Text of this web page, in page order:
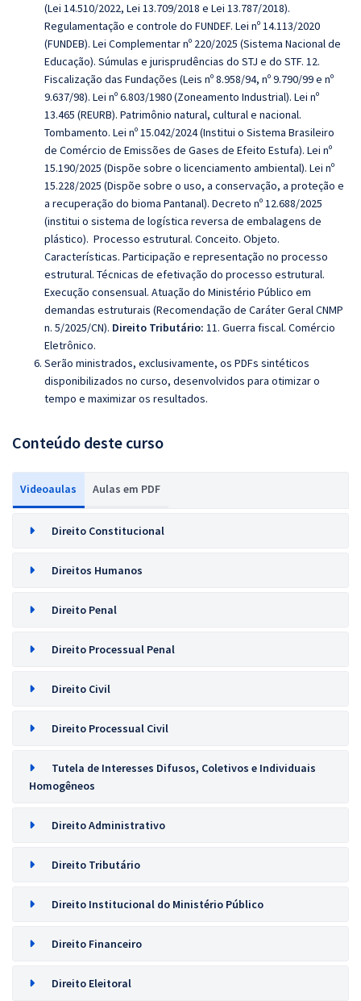
(Lei 14.510/2022, Lei 13.709/2018 e Lei 13.787/2018).
Regulamentação e controle do FUNDEF. Lei nº 14.113/2020
(FUNDEB). Lei Complementar nº 220/2025 (Sistema Nacional de
Educação). Súmulas e jurisprudências do STJ e do STF. 12.
Fiscalização das Fundações (Leis nº 8.958/94, nº 9.790/99 e nº
9.637/98). Lei nº 6.803/1980 (Zoneamento Industrial). Lei nº
13.465 (REURB). Patrimônio natural, cultural e nacional.
Tombamento. Lei nº 15.042/2024 (Institui o Sistema Brasileiro
de Comércio de Emissões de Gases de Efeito Estufa). Lei nº
15.190/2025 (Dispõe sobre o licenciamento ambiental). Lei nº
15.228/2025 (Dispõe sobre o uso, a conservação, a proteção e
a recuperação do bioma Pantanal). Decreto nº 12.688/2025
(institui o sistema de logística reversa de embalagens de
plástico). Processo estrutural. Conceito. Objeto.
Características. Participação e representação no processo
estrutural. Técnicas de efetivação do processo estrutural.
Execução consensual. Atuação do Ministério Público em
demandas estruturais (Recomendação de Caráter Geral CNMP
n. 5/2025/CN). Direito Tributário: 11. Guerra fiscal. Comércio
Eletrônico.
Serão ministrados, exclusivamente, os PDFs sintéticos
disponibilizados no curso, desenvolvidos para otimizar o
tempo e maximizar os resultados.
Conteúdo deste curso
Videoaulas Aulas em PDF
Direito Constitucional
Direitos Humanos
Direito Penal
Direito Processual Penal
Direito Civil
Direito Processual Civil
Tutela de Interesses Difusos, Coletivos e Individuais
Homogêneos
Direito Administrativo
Direito Tributário
Direito Institucional do Ministério Público
Direito Financeiro
Direito Eleitoral